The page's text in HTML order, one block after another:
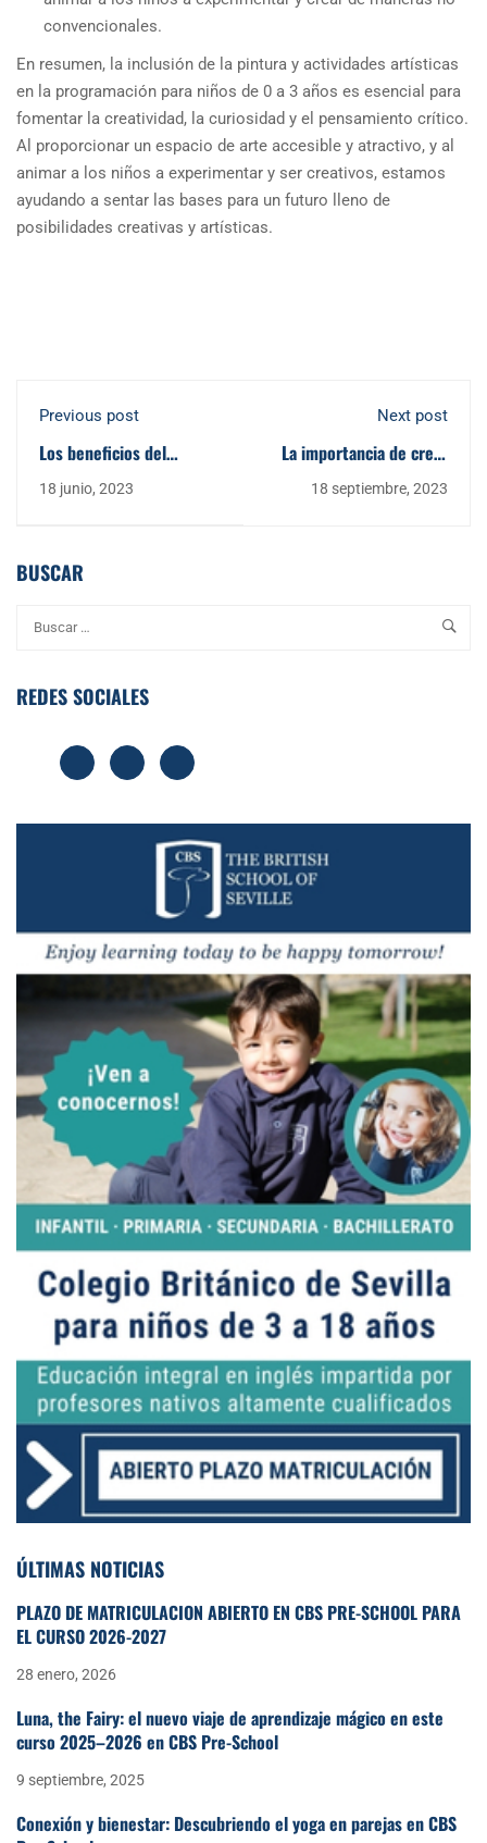
convencionales.
En resumen, la inclusión de la pintura y actividades artísticas
en la programación para niños de 0 a 3 años es esencial para
fomentar la creatividad, la curiosidad y el pensamiento crítico.
Al proporcionar un espacio de arte accesible y atractivo, y al
animar a los niños a experimentar y ser creativos, estamos
ayudando a sentar las bases para un futuro lleno de
posibilidades creativas y artísticas.
Previous post
Los beneficios del
aprendizaje temprano en
un centro infantil de
18 junio, 2023
Next post
La importancia de crear
una rutina en el día a día
de los alumnos
18 septiembre, 2023
BUSCAR
REDES SOCIALES
ÚLTIMAS NOTICIAS
PLAZO DE MATRICULACIÓN ABIERTO EN CBS PRE-SCHOOL PARA
EL CURSO 2026-2027
28 enero, 2026
Luna, the Fairy: el nuevo viaje de aprendizaje mágico en este
curso 2025–2026 en CBS Pre-School
9 septiembre, 2025
Conexión y bienestar: Descubriendo el yoga en parejas en CBS